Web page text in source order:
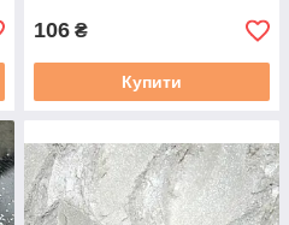
106 ₴
Купити